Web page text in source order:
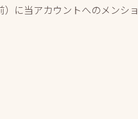
に当アカウントへのメンショ